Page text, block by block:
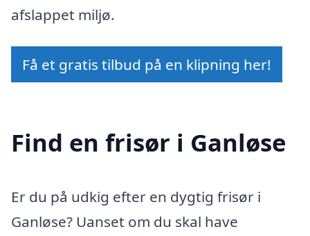
afslappet miljø.
Få et gratis tilbud på en klipning her!
Find en frisør i Ganløse
Er du på udkig efter en dygtig frisør i
Ganløse? Uanset om du skal have